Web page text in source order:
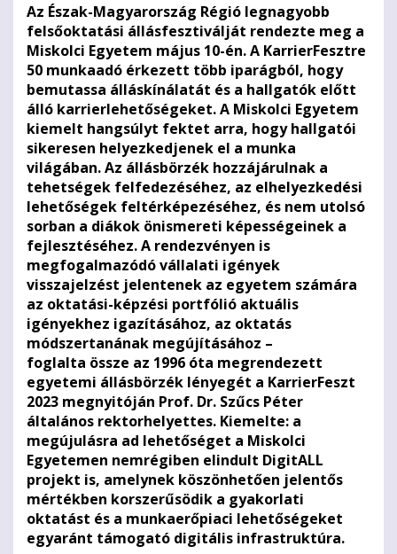
Az Észak-Magyarország Régió legnagyobb
felsőoktatási állásfesztiválját rendezte meg a
Miskolci Egyetem május 10-én. A KarrierFesztre
50 munkaadó érkezett több iparágból, hogy
bemutassa álláskínálatát és a hallgatók előtt
álló karrierlehetőségeket. A Miskolci Egyetem
kiemelt hangsúlyt fektet arra, hogy hallgatói
sikeresen helyezkedjenek el a munka
világában. Az állásbörzék hozzájárulnak a
tehetségek felfedezéséhez, az elhelyezkedési
lehetőségek feltérképezéséhez, és nem utolsó
sorban a diákok önismereti képességeinek a
fejlesztéséhez. A rendezvényen is
megfogalmazódó vállalati igények
visszajelzést jelentenek az egyetem számára
az oktatási-képzési portfólió aktuális
igényekhez igazításához, az oktatás
módszertanának megújításához –
foglalta össze az 1996 óta megrendezett
egyetemi állásbörzék lényegét a KarrierFeszt
2023 megnyitóján Prof. Dr. Szűcs Péter
általános rektorhelyettes. Kiemelte: a
megújulásra ad lehetőséget a Miskolci
Egyetemen nemrégiben elindult DigitALL
projekt is, amelynek köszönhetően jelentős
mértékben korszerűsödik a gyakorlati
oktatást és a munkaerőpiaci lehetőségeket
egyaránt támogató digitális infrastruktúra.